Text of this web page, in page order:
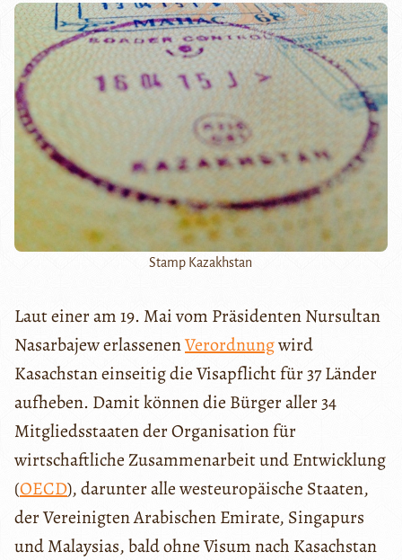
Stamp Kazakhstan
Laut einer am 19. Mai vom Präsidenten Nursultan
Nasarbajew erlassenenVerordnungwird
Kasachstan einseitig die Visapflicht für 37 Länder
aufheben. Damit können die Bürger aller 34
Mitgliedsstaaten der Organisation für
wirtschaftliche Zusammenarbeit und Entwicklung
(OECD), darunter alle westeuropäische Staaten,
der Vereinigten Arabischen Emirate, Singapurs
und Malaysias, bald ohne Visum nach Kasachstan